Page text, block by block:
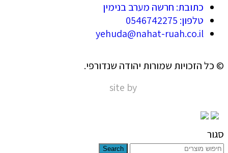
כתובת: חרשה מערב בנימין
טלפון: 0546742275
yehuda@nahat-ruah.co.il
© כל הזכויות שמורות יהודה שנדורפי.
site by
סגור
Search